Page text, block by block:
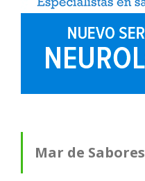
Mar de Sabores